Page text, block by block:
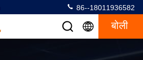
86--18011936582
बोली